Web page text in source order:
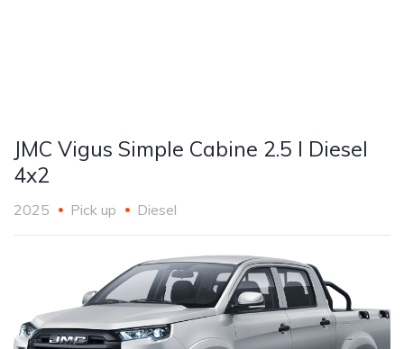
JMC Vigus Simple Cabine 2.5 l Diesel
4x2
2025 Pick up Diesel